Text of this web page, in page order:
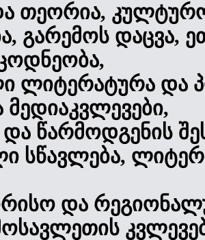
თეორია,
, გარემოს დაცვა,
,
ლიტერატურა და
მედიაკვლევები,
და წარმოდგენის
სწავლება,
და